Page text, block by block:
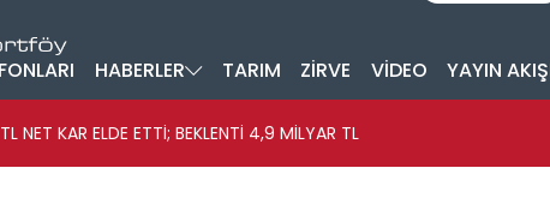
HABERLER TARIM ZİRVE VİDEO YAYIN
NET KAR ELDE ETTİ; BEKLENTİ 4,9 MİLYAR TL